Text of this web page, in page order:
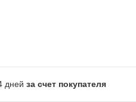
дней за счет покупателя